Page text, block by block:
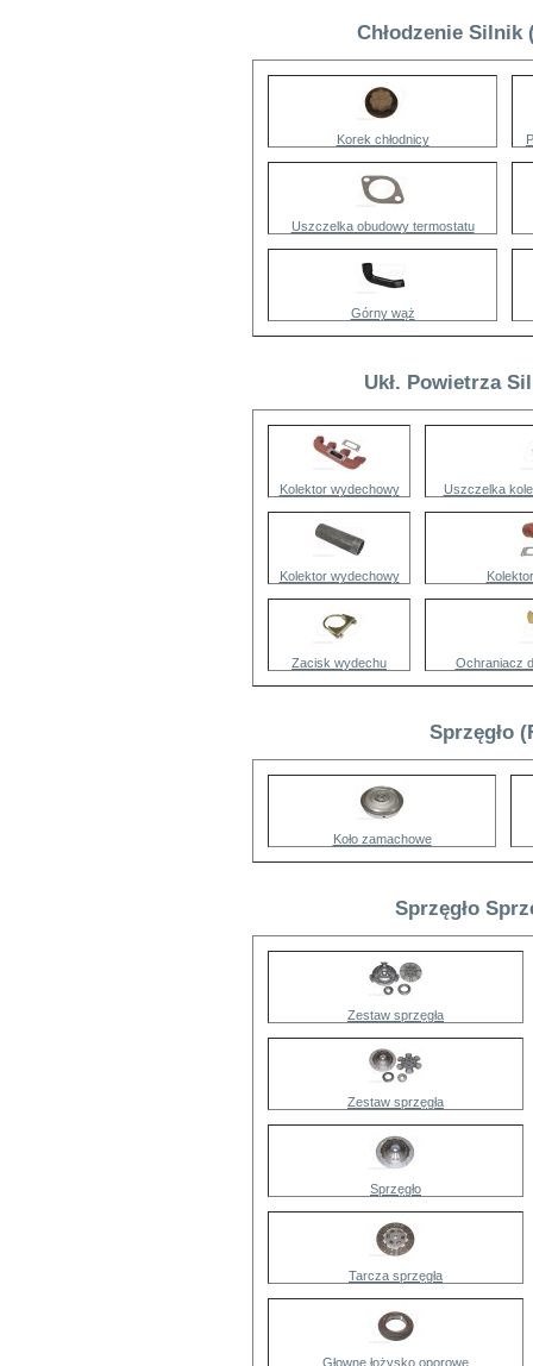
Chłodzenie Silnik
Korek chłodnicy
Uszczelka obudowy termostatu
Górny wąż
Ukł. Powietrza
Kolektor wydechowy Uszczelka
Kolektor wydechowy
Zacisk wydechu Ochraniacz
Sprzęgło
Koło zamachowe
Sprzęgło
Zestaw sprzęgła
Zestaw sprzęgła
Sprzęgło
Tarcza sprzęgła
Głowne łożysko oporowe